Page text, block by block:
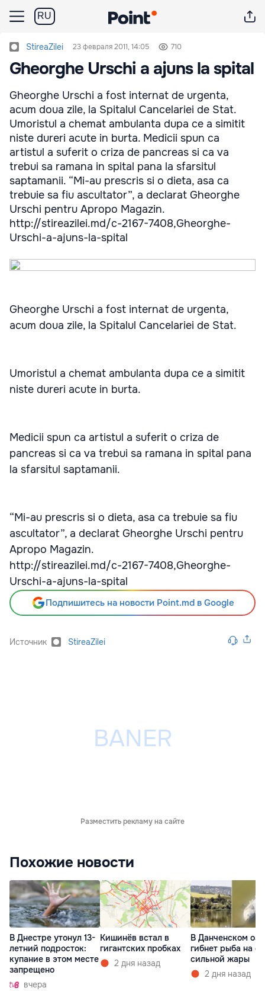
RU
StireaZilei 23 февраля 2011, 14:05 710
Gheorghe Urschi a ajuns la spital
Gheorghe Urschi a fost internat de urgenta,
acum doua zile, la Spitalul Cancelariei de Stat.
Umoristul a chemat ambulanta dupa ce a simitit
niste dureri acute in burta. Medicii spun ca
artistul a suferit o criza de pancreas si ca va
trebui sa ramana in spital pana la sfarsitul
saptamanii. “Mi-au prescris si o dieta, asa ca
trebuie sa fiu ascultator”, a declarat Gheorghe
Urschi pentru Apropo Magazin.
http://stireazilei.md/c-2167-7408,Gheorghe-
Urschi-a-ajuns-la-spital
Gheorghe Urschi a fost internat de urgenta,
acum doua zile, la Spitalul Cancelariei de Stat.
Umoristul a chemat ambulanta dupa ce a simitit
niste dureri acute in burta.
Medicii spun ca artistul a suferit o criza de
pancreas si ca va trebui sa ramana in spital pana
la sfarsitul saptamanii.
“Mi-au prescris si o dieta, asa ca trebuie sa fiu
ascultator”, a declarat Gheorghe Urschi pentru
Apropo Magazin.
http://stireazilei.md/c-2167-7408,Gheorghe-
Urschi-a-ajuns-la-spital
Подпишитесь на новости Point.md в Google
Источник StireaZilei
Разместить рекламу на сайте
Похожие новости
В Днестре утонул 13-
летний подросток:
купание в этом месте
запрещено
вчера
Кишинёв встал в
гигантских пробках
2 дня назад
В Данченском
гибнет рыба на
сильной жары
2 дня назад